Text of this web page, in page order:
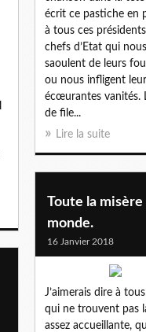
écrit ce pastiche en
à tous ces
chefs d’Etat qui nous
saoulent de leurs
ou nous infligent
écœurantes vanités.
de file...
Lire la suite
Toute la misère
monde.
16 Janvier 2018
J’aimerais dire à
qui ne trouvent pas
assez accueillante,